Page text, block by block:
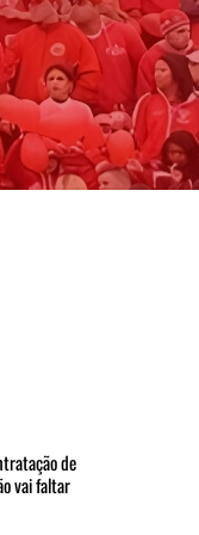
de
vai faltar